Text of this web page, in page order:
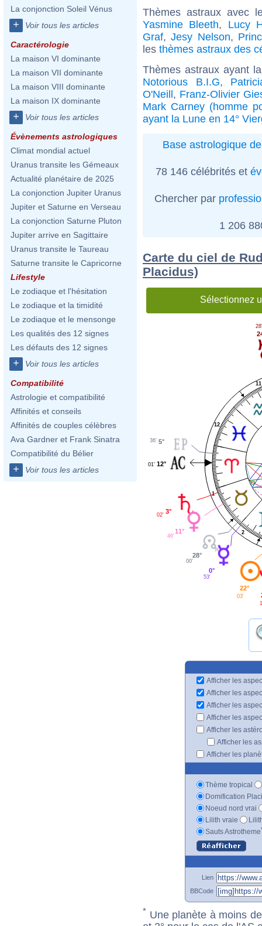
La conjonction Soleil Vénus
+ Voir tous les articles
Caractérologie
La maison VI dominante
La maison VII dominante
La maison VIII dominante
La maison IX dominante
+ Voir tous les articles
Évènements astrologiques
Climat mondial actuel
Uranus transite les Gémeaux
Actualité planétaire de 2025
La conjonction Jupiter Uranus
Jupiter et Saturne en Verseau
La conjonction Saturne Pluton
Jupiter arrive en Sagittaire
Uranus transite le Taureau
Saturne transite le Capricorne
Lifestyle
Le zodiaque et l'hésitation
Le zodiaque et la timidité
Le zodiaque et le mensonge
Les qualités des 12 signes
Les défauts des 12 signes
+ Voir tous les articles
Compatibilité
Astrologie et compatibilité
Affinités et conseils
Affinités de couples célèbres
Ava Gardner et Frank Sinatra
Compatibilité du Bélier
+ Voir tous les articles
Thèmes astraux avec
Yasmine Bleeth, Lucy
Graf,Jesy Nelson,
les thèmes astraux des
Thèmes astraux ayant
Notorious B.I.G,
O'Neill, Franz-Olivier
Mark Carney (homme
ayant la Lune en 14°
Base astrologique
78 146 célébrités et
Chercher par
1 206
Carte du ciel de
Placidus)
Sélectionnez
1
2
11
12
28'
5°
36'
12°
01'
3°
02'
11°
46'
28°
00'
0°
53'
22°
03'
Afficher les
Afficher les
Afficher les
Afficher les
Afficher les
Afficher les
Afficher les
Thème tropical
Domification
Noeud nord vrai
Lilith vraie
Sauts Astrotheme
Lien
BBCode
* Une planète à moins